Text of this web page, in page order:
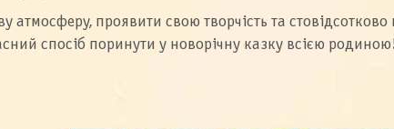
атмосферу, проявити свою творчість та
спосіб поринути у новорічну казку всією